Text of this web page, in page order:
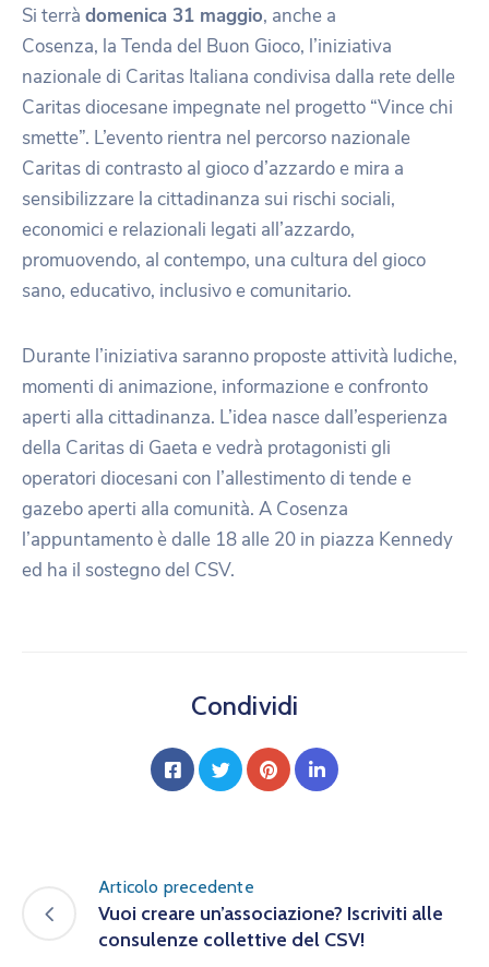
Si terrà domenica 31 maggio, anche a
Cosenza, la Tenda del Buon Gioco, l’iniziativa
nazionale di Caritas Italiana condivisa dalla rete delle
Caritas diocesane impegnate nel progetto “Vince chi
smette”. L’evento rientra nel percorso nazionale
Caritas di contrasto al gioco d’azzardo e mira a
sensibilizzare la cittadinanza sui rischi sociali,
economici e relazionali legati all’azzardo,
promuovendo, al contempo, una cultura del gioco
sano, educativo, inclusivo e comunitario.
Durante l’iniziativa saranno proposte attività ludiche,
momenti di animazione, informazione e confronto
aperti alla cittadinanza. L’idea nasce dall’esperienza
della Caritas di Gaeta e vedrà protagonisti gli
operatori diocesani con l’allestimento di tende e
gazebo aperti alla comunità. A Cosenza
l’appuntamento è dalle 18 alle 20 in piazza Kennedy
ed ha il sostegno del CSV.
Condividi
Articolo precedente
Vuoi creare un’associazione? Iscriviti alle
consulenze collettive del CSV!